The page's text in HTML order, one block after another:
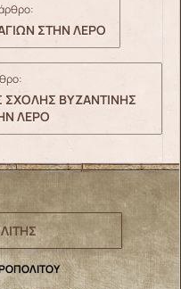
ΣΤΗΝ ΛΕΡΟ
ΒΥΖΑΝΤΙΝΗΣ
ΛΕΡΟ